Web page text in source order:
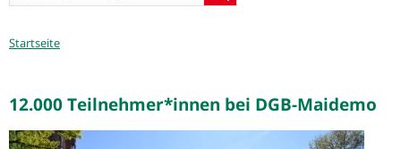
Sie
Startseite
12.000 Teilnehmer*innen bei DGB-Maidemo